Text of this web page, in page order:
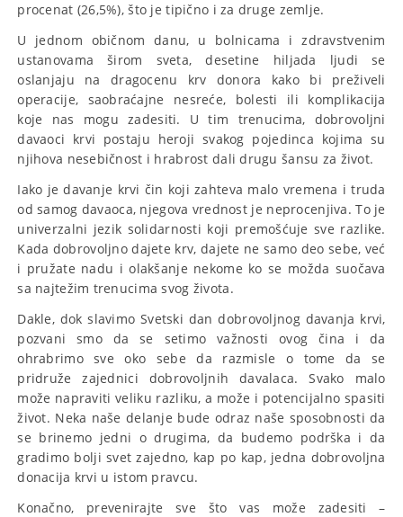
procenat (26,5%), što je tipično i za druge zemlje.
U jednom običnom danu, u bolnicama i zdravstvenim
ustanovama širom sveta, desetine hiljada ljudi se
oslanjaju na dragocenu krv donora kako bi preživeli
operacije, saobraćajne nesreće, bolesti ili komplikacija
koje nas mogu zadesiti. U tim trenucima, dobrovoljni
davaoci krvi postaju heroji svakog pojedinca kojima su
njihova nesebičnost i hrabrost dali drugu šansu za život.
Iako je davanje krvi čin koji zahteva malo vremena i truda
od samog davaoca, njegova vrednost je neprocenjiva. To je
univerzalni jezik solidarnosti koji premošćuje sve razlike.
Kada dobrovoljno dajete krv, dajete ne samo deo sebe, već
i pružate nadu i olakšanje nekome ko se možda suočava
sa najtežim trenucima svog života.
Dakle, dok slavimo Svetski dan dobrovoljnog davanja krvi,
pozvani smo da se setimo važnosti ovog čina i da
ohrabrimo sve oko sebe da razmisle o tome da se
pridruže zajednici dobrovoljnih davalaca. Svako malo
može napraviti veliku razliku, a može i potencijalno spasiti
život. Neka naše delanje bude odraz naše sposobnosti da
se brinemo jedni o drugima, da budemo podrška i da
gradimo bolji svet zajedno, kap po kap, jedna dobrovoljna
donacija krvi u istom pravcu.
Konačno, prevenirajte sve što vas može zadesiti –